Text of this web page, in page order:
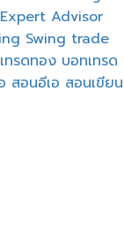
Expert Advisor
Swing trade
ทรดทอง บอทเทรด
สอนอีเอ สอนเขียน